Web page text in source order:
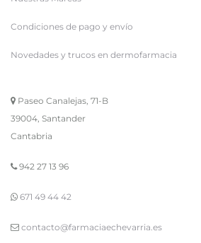
Condiciones de pago y envío
Novedades y trucos en dermofarmacia
Paseo Canalejas, 71-B
39004, Santander
Cantabria
942 27 13 96
671 49 44 42
contacto@farmaciaechevarria.es